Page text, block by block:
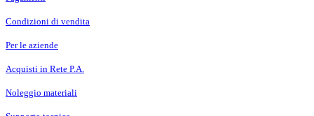
Condizioni di vendita
Per le aziende
Acquisti in Rete P.A.
Noleggio materiali